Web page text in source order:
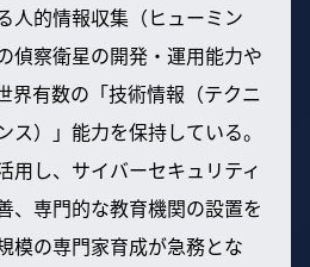
人的情報収集（ヒューミン
偵察衛星の開発・運用能力や
界有数の「技術情報（テクニ
ス）」能力を保持している。
用し、サイバーセキュリティ
、専門的な教育機関の設置を
模の専門家育成が急務とな